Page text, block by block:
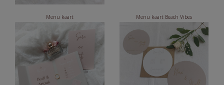
Menu kaart Menu kaart Beach Vibes